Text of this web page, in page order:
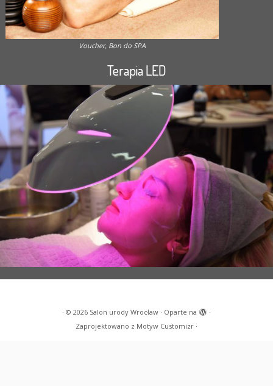
Voucher, Bon do SPA
Terapia LED
· © 2026 Salon urody Wrocław · Oparte na
·
Zaprojektowano z Motyw Customizr ·